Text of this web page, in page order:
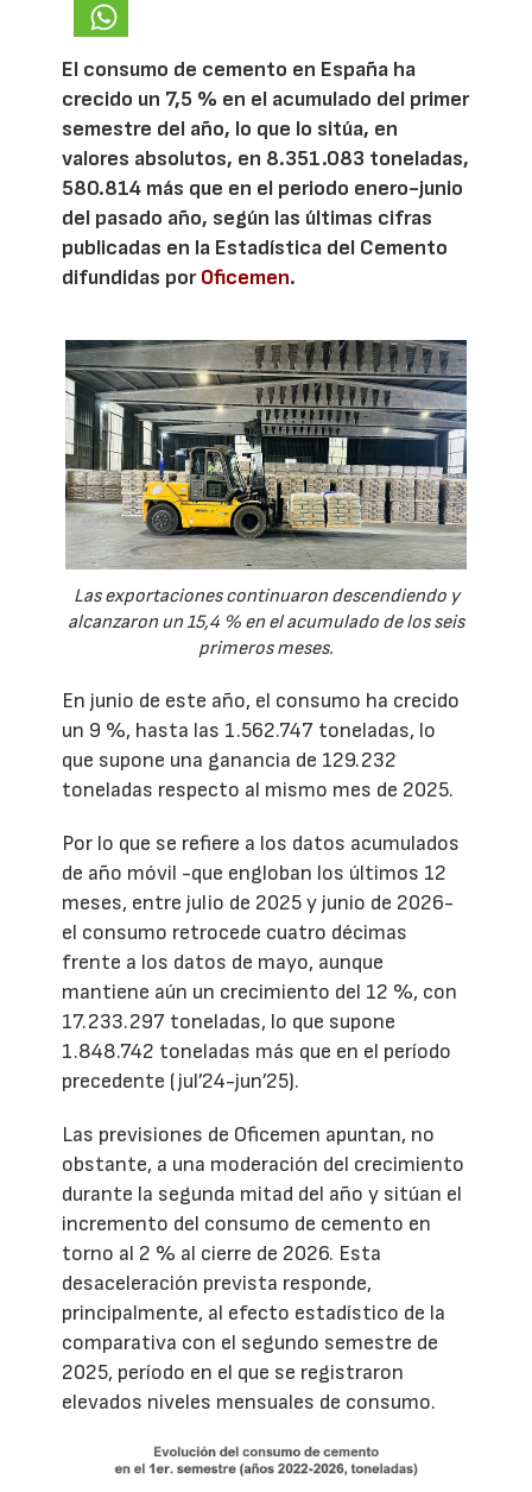
El consumo de cemento en España ha
crecido un 7,5 % en el acumulado del primer
semestre del año, lo que lo sitúa, en
valores absolutos, en 8.351.083 toneladas,
580.814 más que en el periodo enero-junio
del pasado año, según las últimas cifras
publicadas en la Estadística del Cemento
difundidas porOficemen.
Las exportaciones continuaron descendiendo y
alcanzaron un 15,4 % en el acumulado de los seis
primeros meses.
En junio de este año, el consumo ha crecido
un 9 %, hasta las 1.562.747 toneladas, lo
que supone una ganancia de 129.232
toneladas respecto al mismo mes de 2025.
Por lo que se refiere a los datos acumulados
de año móvil -que engloban los últimos 12
meses, entre julio de 2025 y junio de 2026-
el consumo retrocede cuatro décimas
frente a los datos de mayo, aunque
mantiene aún un crecimiento del 12 %, con
17.233.297 toneladas, lo que supone
1.848.742 toneladas más que en el período
precedente (jul’24-jun’25).
Las previsiones de Oficemen apuntan, no
obstante, a una moderación del crecimiento
durante la segunda mitad del año y sitúan el
incremento del consumo de cemento en
torno al 2 % al cierre de 2026. Esta
desaceleración prevista responde,
principalmente, al efecto estadístico de la
comparativa con el segundo semestre de
2025, período en el que se registraron
elevados niveles mensuales de consumo.